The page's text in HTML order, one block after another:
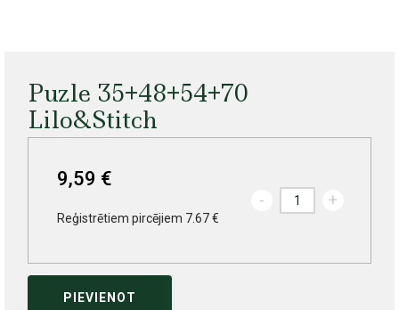
Puzle 35+48+54+70
Lilo&Stitch
9,59 €
Reģistrētiem pircējiem 7.67 €
- +
PIEVIENOT